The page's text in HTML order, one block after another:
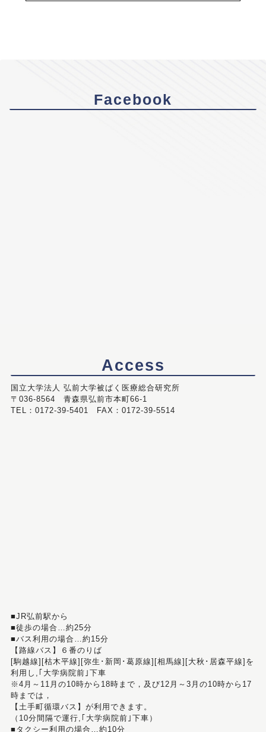
Facebook
Access
国立大学法人 弘前大学被ばく医療総合研究所
〒036-8564 青森県弘前市本町66-1
TEL：0172-39-5401 FAX：0172-39-5514
■JR弘前駅から
■徒歩の場合…約25分
■バス利用の場合…約15分
【路線バス】６番のりば
[駒越線][枯木平線][弥生･新岡･葛原線][相馬線][大秋･居森平線]を
利用し,｢大学病院前｣下車
※4月～11月の10時から18時まで，及び12月～3月の10時から17
時までは，
【土手町循環バス】が利用できます。
（10分間隔で運行,｢大学病院前｣下車）
■タクシー利用の場合…約10分